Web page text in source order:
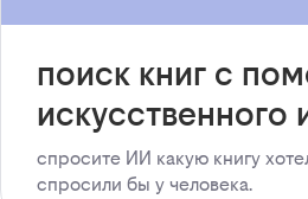
поиск книг с
искусственного
спросите ИИ какую книгу
спросили бы у человека.